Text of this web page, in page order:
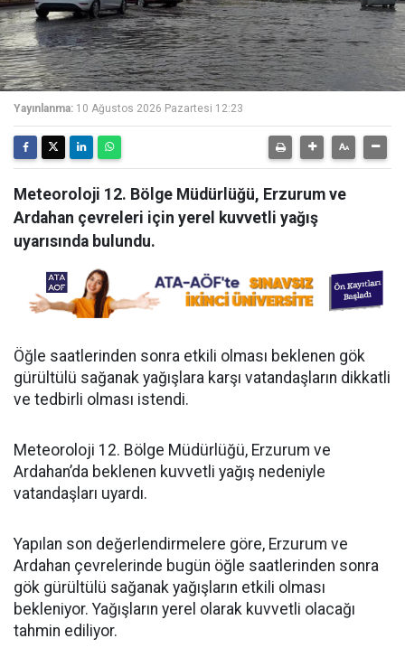
Yayınlanma: 10 Ağustos 2026 Pazartesi 12:23
Meteoroloji 12. Bölge Müdürlüğü, Erzurum ve
Ardahan çevreleri için yerel kuvvetli yağış
uyarısında bulundu.
Öğle saatlerinden sonra etkili olması beklenen gök
gürültülü sağanak yağışlara karşı vatandaşların dikkatli
ve tedbirli olması istendi.
Meteoroloji 12. Bölge Müdürlüğü, Erzurum ve
Ardahan’da beklenen kuvvetli yağış nedeniyle
vatandaşları uyardı.
Yapılan son değerlendirmelere göre, Erzurum ve
Ardahan çevrelerinde bugün öğle saatlerinden sonra
gök gürültülü sağanak yağışların etkili olması
bekleniyor. Yağışların yerel olarak kuvvetli olacağı
tahmin ediliyor.